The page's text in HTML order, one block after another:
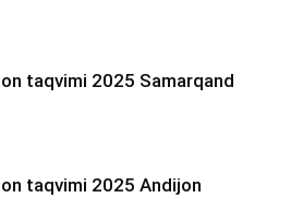
taqvimi 2025 Samarqand
taqvimi 2025 Andijon